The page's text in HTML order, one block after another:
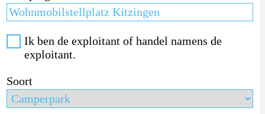
Ik ben de exploitant of handel namens de
exploitant.
Soort